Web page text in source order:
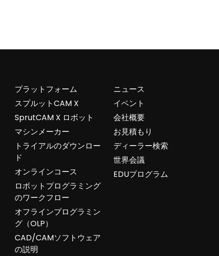
ニュース
イベント
会社概要
お見積もり
ディーラー検索
世界会議
EDUプログラム
プラットフォーム
スプルットCAM X
SprutCAM X ロボット
マシンメーカー
トライアルのダウンロー
ド
オンラインコース
ロボットプログラミング
のワークフロー
オフラインプログラミン
グ（OLP）
CAD/CAMソフトウェア
の説明